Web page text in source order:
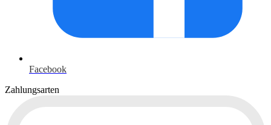
Facebook
Zahlungsarten